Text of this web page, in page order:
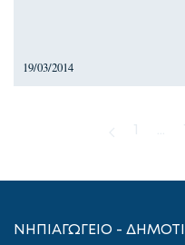
19/03/2014
1 …
ΝΗΠΙΑΓΩΓΕΙΟ -